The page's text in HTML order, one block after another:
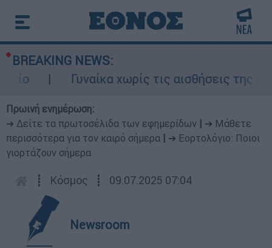
BREAKING NEWS:
Γυναίκα χωρίς τις αισθήσεις της σε
Πρωινή ενημέρωση:
➔ Δείτε τα πρωτοσέλιδα των εφημερίδων
➔ Μάθετε
περισσότερα για τον καιρό σήμερα
➔ Εορτολόγιο: Ποιοι
γιορτάζουν σήμερα
┋ Κόσμος ┋ 09.07.2025 07:04
Newsroom